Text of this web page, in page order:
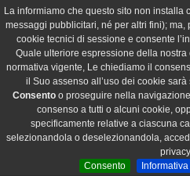
La informiamo che questo sito non installa
messaggi pubblicitari, né per altri fini);
cookie tecnici di sessione e consente
Quale ulteriore espressione della
normativa vigente, Le chiediamo il
il Suo assenso all’uso dei cookie
Consento o proseguire nella
consenso a tutti o alcuni cookie,
specificamente relative a ciascuna
selezionandola o deselezionandola,
Consento